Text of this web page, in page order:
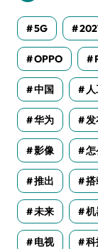
5G
OPPO
中国
华为 发
影像 怎
推出 搭
未来 机
电视 科